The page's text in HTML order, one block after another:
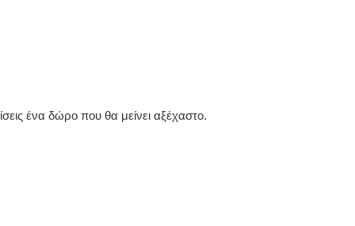
ένα δώρο που θα μείνει αξέχαστο.